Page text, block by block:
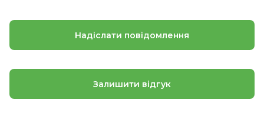
Надіслати повідомлення
Залишити відгук